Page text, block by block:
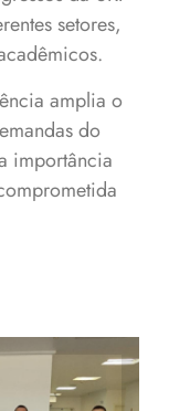
setores,
amplia o
do
importância